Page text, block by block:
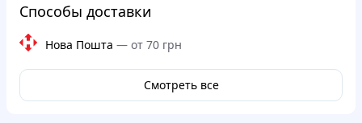
Способы доставки
Нова Пошта — от 70 грн
Смотреть все